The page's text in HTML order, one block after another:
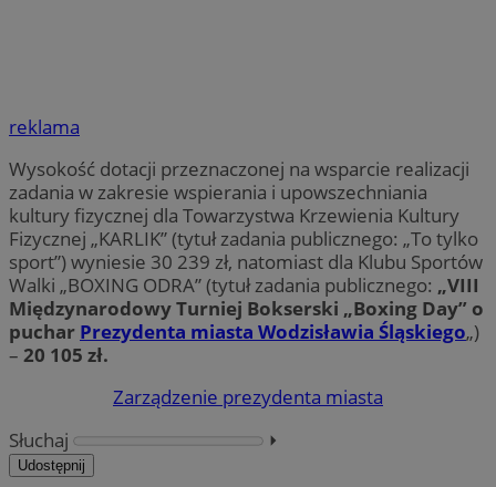
reklama
Wysokość dotacji przeznaczonej na wsparcie realizacji
zadania w zakresie wspierania i upowszechniania
kultury fizycznej dla Towarzystwa Krzewienia Kultury
Fizycznej „KARLIK” (tytuł zadania publicznego: „To tylko
sport”) wyniesie 30 239 zł, natomiast dla Klubu Sportów
Walki „BOXING ODRA” (tytuł zadania publicznego: „VIII
Międzynarodowy Turniej Bokserski „Boxing Day” o
puchar Prezydenta miasta Wodzisławia Śląskiego„)
– 20 105 zł.
Zarządzenie prezydenta miasta
Słuchaj
⏵︎
Udostępnij